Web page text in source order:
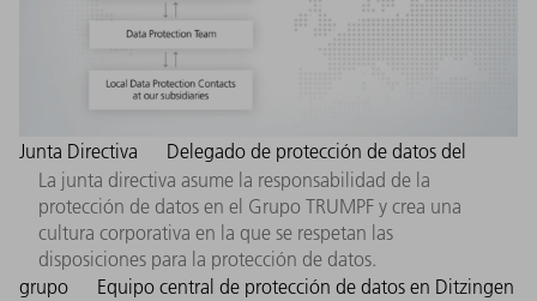
Junta Directiva
La junta directiva asume la responsabilidad de la
protección de datos en el Grupo TRUMPF y crea una
cultura corporativa en la que se respetan las
disposiciones para la protección de datos.
Delegado de protección de datos del
grupo
Equipo central de protección de datos en Ditzingen